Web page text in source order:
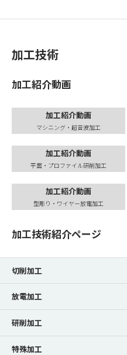
加工技術
加工紹介動画
加工紹介動画
マシニング・超音波加工
加工紹介動画
平面・プロファイル研削加工
加工紹介動画
型彫り・ワイヤー放電加工
加工技術紹介ページ
切削加工
放電加工
研削加工
特殊加工